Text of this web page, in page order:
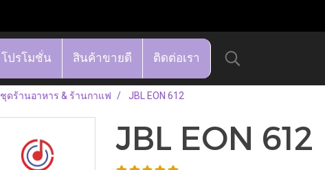
โปรโมชั่น สินค้าขายดี ติดต่อเรา
ชุดร้านอาหาร & ร้านกาแฟ JBL EON 612
JBL EON 612